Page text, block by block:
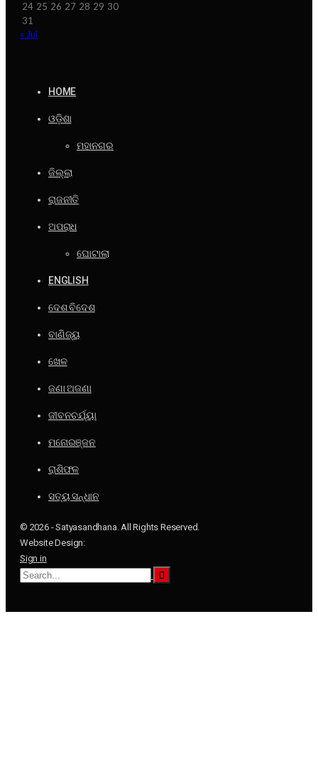
24 25 26 27 28 29 30
31
« Jul
HOME
ଓଡ଼ିଶା
ମହାନଗର
ଜିଲ୍ଲା
ରାଜନୀତି
ଅପରାଧ
ଘୋଟାଲା
ENGLISH
ଦେଶ ବିଦେଶ
ବାଣିଜ୍ୟ
ଖେଳ
ଜଣା ଅଜଣା
ଜୀବନଚର୍ଯ୍ୟା
ମନୋରଞ୍ଜନ
ରାଶିଫଳ
ସତ୍ୟ ସନ୍ଧାନ
© 2026 - Satyasandhana. All Rights Reserved.
Website Design:
Sign in